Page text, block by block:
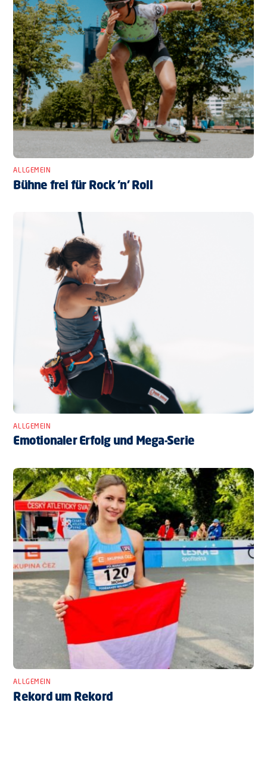
ALLGEMEIN
Bühne frei für Rock ’n’ Roll
ALLGEMEIN
Emotionaler Erfolg und Mega-Serie
ALLGEMEIN
Rekord um Rekord